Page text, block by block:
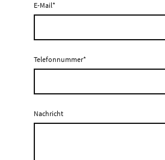
E-Mail*
Telefonnummer*
Nachricht